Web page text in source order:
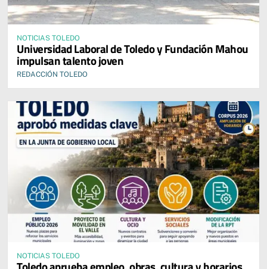
NOTICIAS TOLEDO
Universidad Laboral de Toledo y Fundación Mahou
impulsan talento joven
REDACCIÓN TOLEDO
NOTICIAS TOLEDO